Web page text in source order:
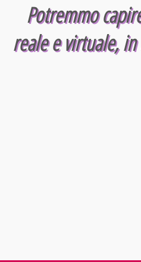
Potremmo
reale e virtuale,